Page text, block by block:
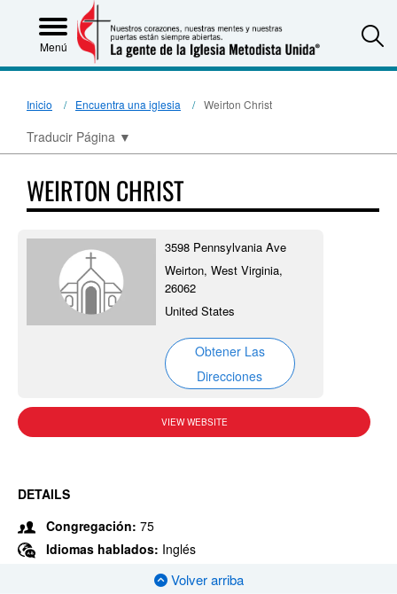
Menú
Inicio Encuentra una iglesia Weirton Christ
Traducir Página ▼
WEIRTON CHRIST
3598 Pennsylvania Ave
Weirton, West Virginia,
26062
United States
Obtener Las
Direcciones
VIEW WEBSITE
DETAILS
Congregación: 75
Idiomas hablados: Inglés
Volver arriba